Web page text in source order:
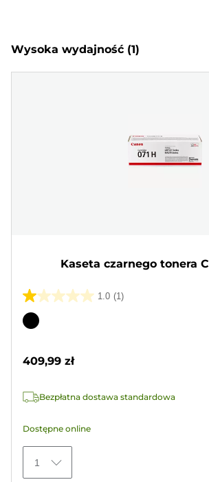
Wysoka wydajność (1)
Kaseta czarnego tonera
1.0 (1)
1.0
na
Wkład
409,99 zł
Bezpłatna dostawa standardowa
Dostępne online
1